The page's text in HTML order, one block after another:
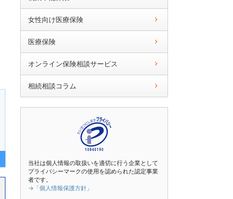
女性向け医療保険
医療保険
オンライン保険相談サービス
相続相談コラム
当社は個人情報の取扱いを適切に行う企業として
プライバシーマークの使用を認められた認定事業
者です。
→「個人情報保護方針」